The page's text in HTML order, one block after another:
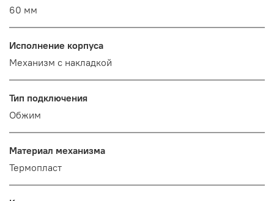
60 мм
Исполнение корпуса
Механизм с накладкой
Тип подключения
Обжим
Материал механизма
Термопласт